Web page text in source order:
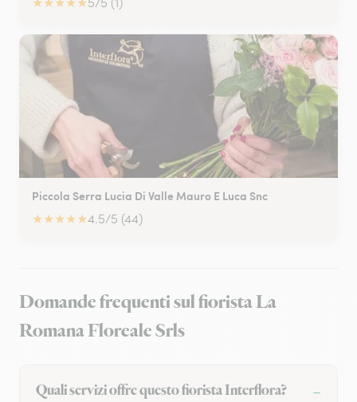
Piccola Serra Lucia Di Valle Mauro E Luca Snc
★★★★★4.5/5 (44)
Domande frequenti sul fiorista La
Romana Floreale Srls
Quali servizi offre questo fiorista Interflora?